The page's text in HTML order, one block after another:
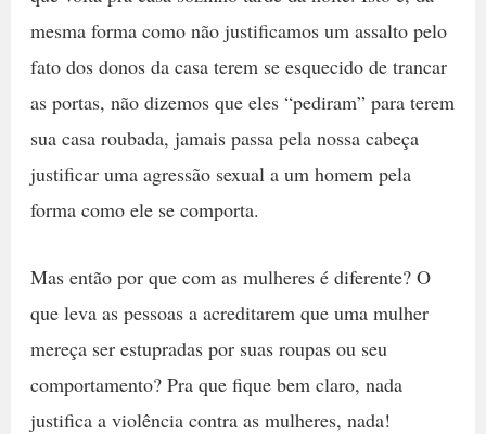
mesma forma como não justificamos um assalto pelo
fato dos donos da casa terem se esquecido de trancar
as portas, não dizemos que eles “pediram” para terem
sua casa roubada, jamais passa pela nossa cabeça
justificar uma agressão sexual a um homem pela
forma como ele se comporta.
Mas então por que com as mulheres é diferente? O
que leva as pessoas a acreditarem que uma mulher
mereça ser estupradas por suas roupas ou seu
comportamento? Pra que fique bem claro, nada
justifica a violência contra as mulheres, nada!